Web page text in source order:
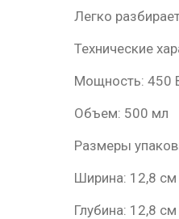
Легко
Технические
Мощность: 450
Объем: 500 мл
Размеры
Ширина: 12,8 см
Глубина: 12,8 см